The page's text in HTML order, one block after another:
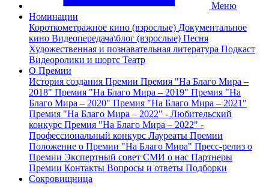
Меню
Номинации
Короткометражное кино (взрослые) Документальное
кино Видеопередача\блог (взрослые) Песня
Художественная и познавательная литература Подкаст
Видеоролики и шортс Театр
О Премии
История создания Премии Премия "На Благо Мира –
2018" Премия "На Благо Мира – 2019" Премия "На
Благо Мира – 2020" Премия "На Благо Мира – 2021"
Премия "На Благо Мира – 2022" - Любительский
конкурс Премия "На Благо Мира – 2022" -
Профессиональный конкурс Лауреаты Премии
Положение о Премии "На Благо Мира" Пресс-релиз о
Премии Экспертный совет СМИ о нас Партнеры
Премии Контакты Вопросы и ответы Подборки
Сокровищница